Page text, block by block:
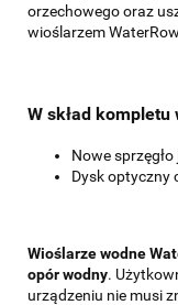
orzechowego oraz
wioślarzem
W skład
Nowe
Dysk optyczny
Wioślarze wodne
opór wodny.
urządzeniu nie musi